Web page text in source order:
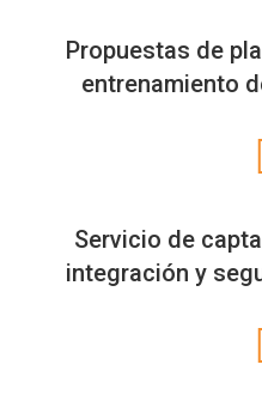
Propuestas de
entrenamiento
Servicio de
integración y